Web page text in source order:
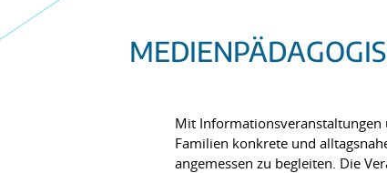
Mit Informationsveranstaltungen
Familien konkrete und
angemessen zu begleiten. Die